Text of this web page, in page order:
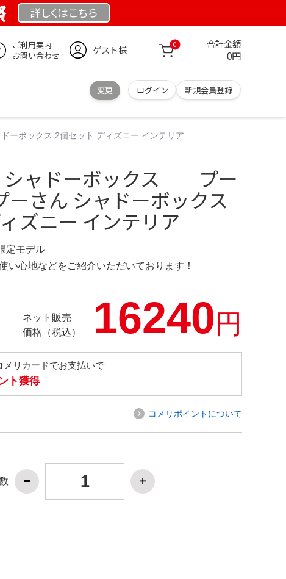
詳しくはこちら
ご利用案内
お問い合わせ
ゲスト様 0 合計金額
0円
変更 ログイン 新規会員登録
ボックス 2個セット ディズニー インテリア
ャドーボックス プー
ーさん シャドーボックス
ズニー インテリア
定モデル
い心地などをご紹介いただいております！
ネット販売
価格（税込）
16240円
メリカードでお支払いで
ト獲得
コメリポイントについて